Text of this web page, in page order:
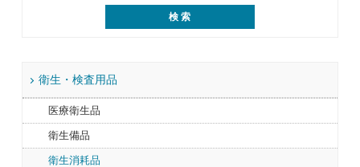
衛生・検査用品
医療衛生品
衛生備品
衛生消耗品